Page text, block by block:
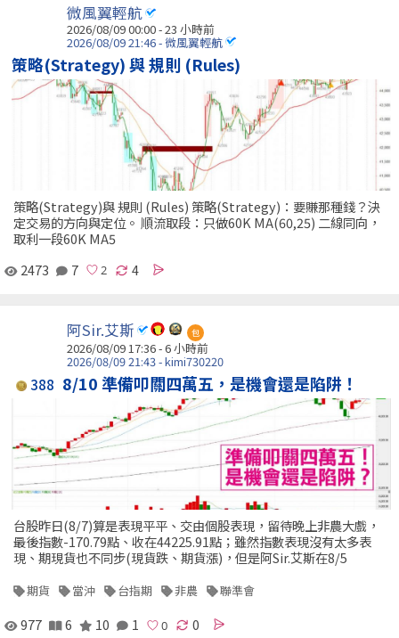
微風翼輕航
2026/08/09 00:00 -23 小時前
2026/08/09 21:46 - 微風翼輕航
策略(Strategy) 與 規則 (Rules)
策略(Strategy)與 規則 (Rules) 策略(Strategy)：要賺那種錢？決
定交易的方向與定位。 順流取段：只做60K MA(60,25) 二線同向，
取利一段60K MA5
2473
7 4
阿Sir.艾斯 包
2026/08/09 17:36 -6 小時前
2026/08/09 21:43 - kimi730220
388 8/10 準備叩關四萬五，是機會還是陷阱！
台股昨日(8/7)算是表現平平、交由個股表現，留待晚上非農大戲，
最後指數-170.79點、收在44225.91點；雖然指數表現沒有太多表
現、期現貨也不同步(現貨跌、期貨漲)，但是阿Sir.艾斯在8/5
期貨 當沖 台指期 非農 聯準會
977 6 10 1 0